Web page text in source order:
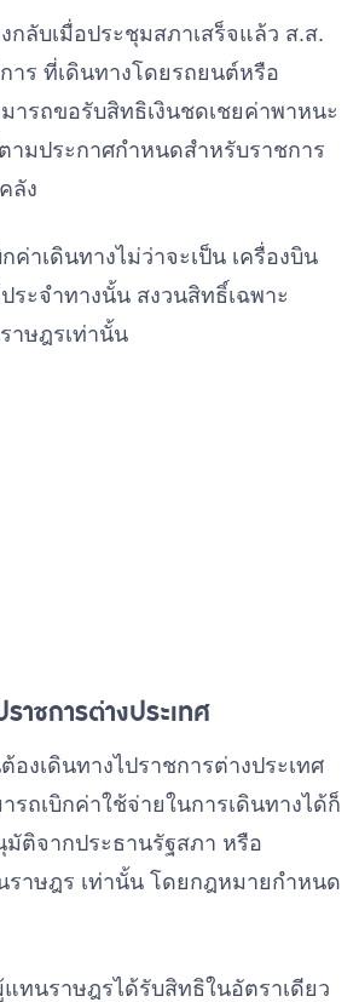
กลับเมื่อประชุมสภาเสร็จแล้ว ส.ส.
าร ที่เดินทางโดยรถยนต์หรือ
ารถขอรับสิทธิเงินชดเชยค่าพาหนะ
ามประกาศกำหนดสำหรับราชการ
ลัง
ค่าเดินทางไม่ว่าจะเป็น เครื่องบิน
ระจำทางนั้น สงวนสิทธิ์เฉพาะ
าษฎรเท่านั้น
าชการต่างประเทศ
งเดินทางไปราชการต่างประเทศ
รถเบิกค่าใช้จ่ายในการเดินทางได้ก็
ติจากประธานรัฐสภา หรือ
ราษฎร เท่านั้น โดยกฎหมายกำหนด
ทนราษฎรได้รับสิทธิในอัตราเดียว